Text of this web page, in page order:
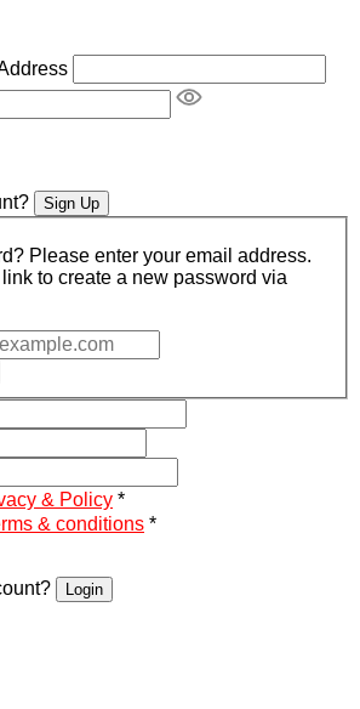
Sign Up
Please enter your email address.
to create a new password via
& Policy *
& conditions *
Login